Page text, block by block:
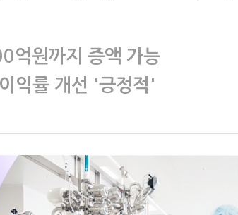
억원까지 증액 가능
익률 개선 '긍정적'